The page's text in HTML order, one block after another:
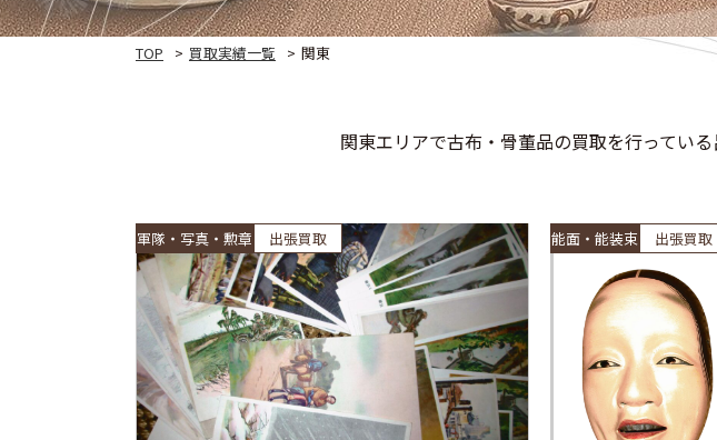
TOP 買取実績一覧 関東
関東エリアで古布・骨董品の買取を行ってい
軍隊・写真・勲章 出張買取 能面・能装束 出張買取